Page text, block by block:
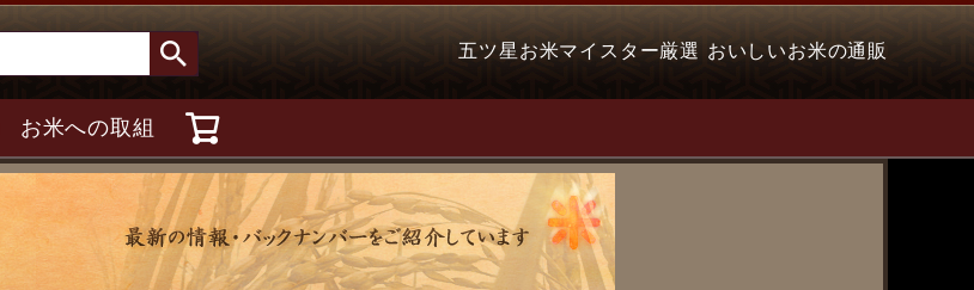
五ツ星お米マイスター厳選 おいしいお米の通販
お米への取組